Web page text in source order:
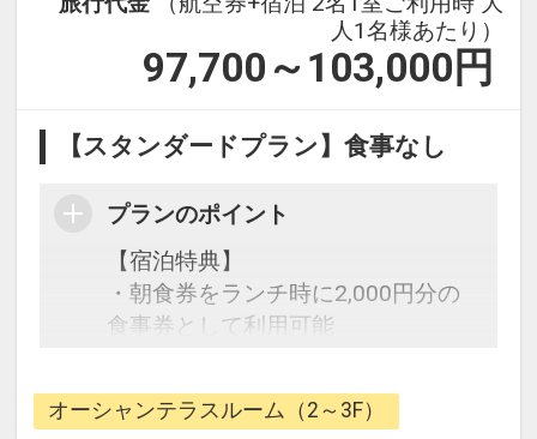
人1名様あたり）
97,700～103,000 円
【スタンダードプラン】食事なし
プランのポイント
【宿泊特典】
・朝食券をランチ時に2,000円分の
食事券として利用可能
OK※数に限りがございます。一部有
料アイテムあり
オーシャンテラスルーム（2～3F）